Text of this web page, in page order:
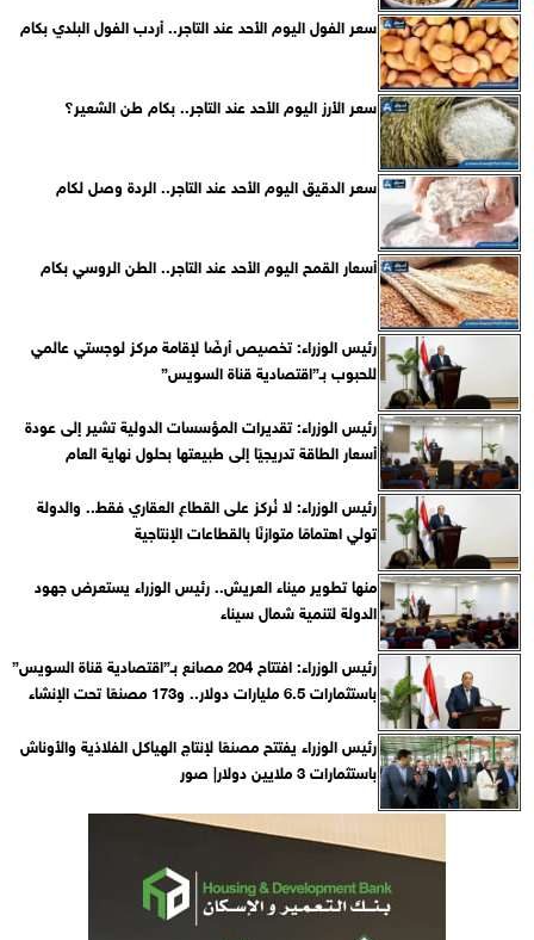
سعر الفول اليوم الأحد عند التاجر.. أردب الفول البلدي بكام
سعر الأرز اليوم الأحد عند التاجر.. بكام طن الشعير؟
سعر الدقيق اليوم الأحد عند التاجر.. الردة وصل لكام
أسعار القمح اليوم الأحد عند التاجر.. الطن الروسي بكام
رئيس الوزراء: تخصيص أرضًا لإقامة مركز لوجستي عالمي
للحبوب بـ”اقتصادية قناة السويس”
رئيس الوزراء: تقديرات المؤسسات الدولية تشير إلى عودة
أسعار الطاقة تدريجيًا إلى طبيعتها بحلول نهاية العام
رئيس الوزراء: لا نُركز على القطاع العقاري فقط.. والدولة
تولي اهتمامًا متوازنًا بالقطاعات الإنتاجية
منها تطوير ميناء العريش.. رئيس الوزراء يستعرض جهود
الدولة لتنمية شمال سيناء
رئيس الوزراء: افتتاح 204 مصانع بـ”اقتصادية قناة السويس”
باستثمارات 6.5 مليارات دولار.. و173 مصنعًا تحت الإنشاء
رئيس الوزراء يفتتح مصنعًا لإنتاج الهياكل الفلاذية والأوناش
باستثمارات 3 ملايين دولار| صور